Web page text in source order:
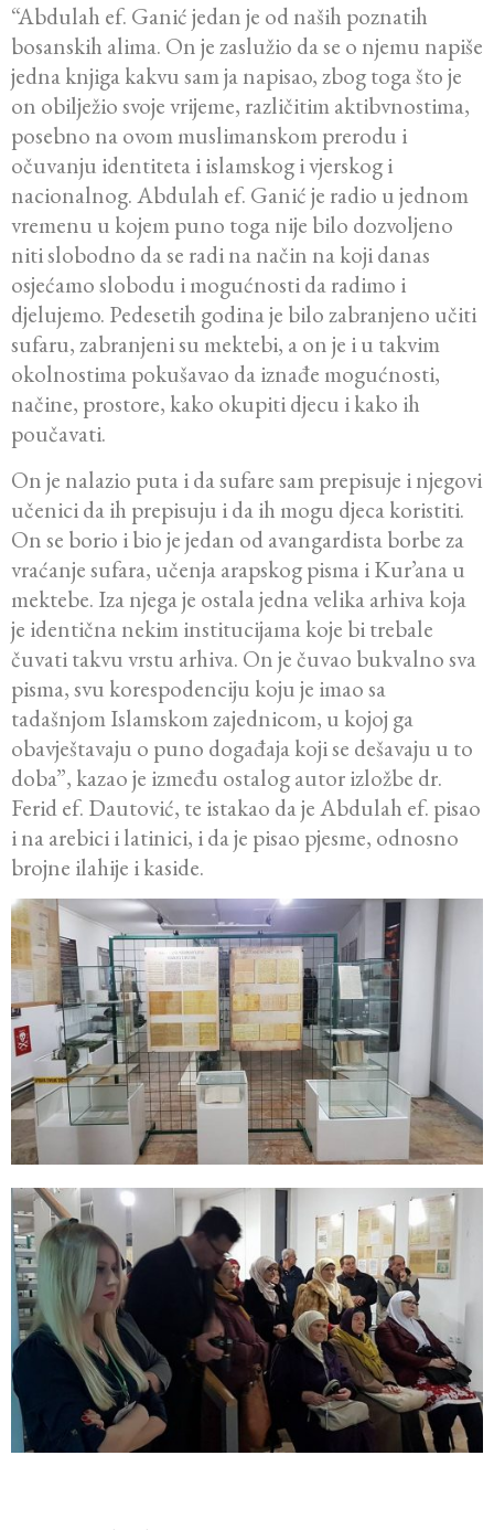
“Abdulah ef. Ganić jedan je od naših poznatih
bosanskih alima. On je zaslužio da se o njemu napiše
jedna knjiga kakvu sam ja napisao, zbog toga što je
on obilježio svoje vrijeme, različitim aktibvnostima,
posebno na ovom muslimanskom prerodu i
očuvanju identiteta i islamskog i vjerskog i
nacionalnog. Abdulah ef. Ganić je radio u jednom
vremenu u kojem puno toga nije bilo dozvoljeno
niti slobodno da se radi na način na koji danas
osjećamo slobodu i mogućnosti da radimo i
djelujemo. Pedesetih godina je bilo zabranjeno učiti
sufaru, zabranjeni su mektebi, a on je i u takvim
okolnostima pokušavao da iznađe mogućnosti,
načine, prostore, kako okupiti djecu i kako ih
poučavati.
On je nalazio puta i da sufare sam prepisuje i njegovi
učenici da ih prepisuju i da ih mogu djeca koristiti.
On se borio i bio je jedan od avangardista borbe za
vraćanje sufara, učenja arapskog pisma i Kur’ana u
mektebe. Iza njega je ostala jedna velika arhiva koja
je identična nekim institucijama koje bi trebale
čuvati takvu vrstu arhiva. On je čuvao bukvalno sva
pisma, svu korespodenciju koju je imao sa
tadašnjom Islamskom zajednicom, u kojoj ga
obavještavaju o puno događaja koji se dešavaju u to
doba”, kazao je između ostalog autor izložbe dr.
Ferid ef. Dautović, te istakao da je Abdulah ef. pisao
i na arebici i latinici, i da je pisao pjesme, odnosno
brojne ilahije i kaside.